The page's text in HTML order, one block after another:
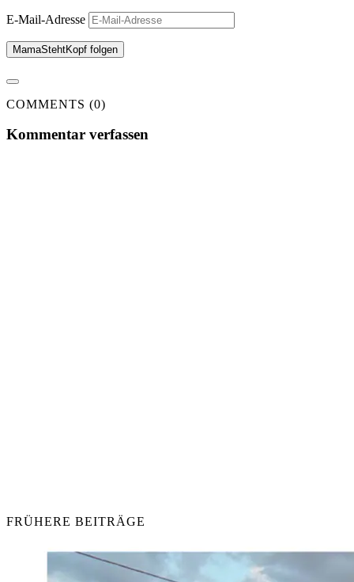
E-Mail-Adresse
MamaStehtKopf folgen
COMMENTS (0)
Kommentar verfassen
FRÜHERE BEITRÄGE